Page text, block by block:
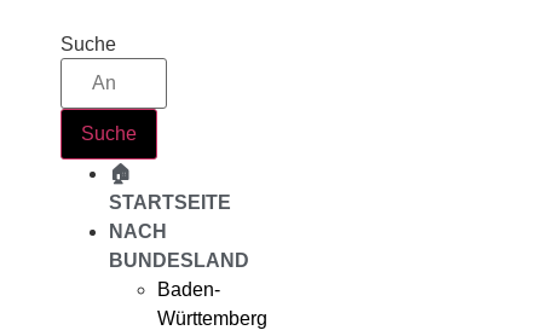
Suche
Suche
🏠
STARTSEITE
NACH
BUNDESLAND
Baden-
Württemberg